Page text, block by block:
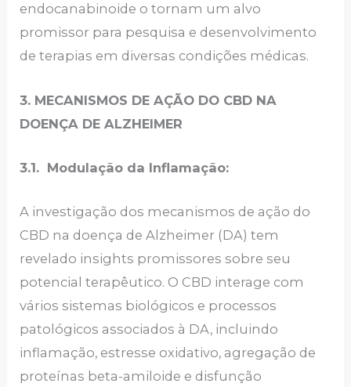
endocanabinoide o tornam um alvo
promissor para pesquisa e desenvolvimento
de terapias em diversas condições médicas.
3. MECANISMOS DE AÇÃO DO CBD NA
DOENÇA DE ALZHEIMER
3.1. Modulação da Inflamação:
A investigação dos mecanismos de ação do
CBD na doença de Alzheimer (DA) tem
revelado insights promissores sobre seu
potencial terapêutico. O CBD interage com
vários sistemas biológicos e processos
patológicos associados à DA, incluindo
inflamação, estresse oxidativo, agregação de
proteínas beta-amiloide e disfunção